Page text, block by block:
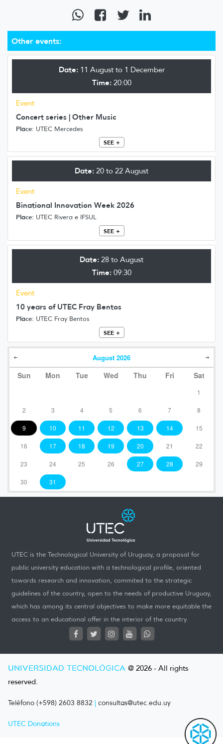
Other events:
Date:11 August to 1 December
Time:20:00
Event
Concert series | Other Music
Place: UTEC Mercedes
SEE +
Date: 20 to 22 August
Event
Binational Innovation Week 2026
Place: UTEC Rivera e IFSUL
SEE +
Date: 28 to August
Time:09:30
Event
10 years of UTEC Fray Bentos
Place: UTEC Fray Bentos
SEE +
August 2026
Sun Mon Tue Wed Thu Fri Sat
1
2 3 4 5 6 7 8
9 10 11 12 13 14 15
16 17 18 19 20 21 22
23 24 25 26 27 28 29
30 31
UTEC is the Technological University of Uruguay, a proposal for
public university education with a technological profile, oriented
towards research and innovation, commited to the strategic
guidelines of the country, open to the needs of productive Uruguay,
which has among its central objectives to make more equitable the
access to an educational offer in the interior of the country.
UNIVERSIDAD TECNOLÓGICA @ 2026 - All rights
reserved.
Teléfono (+598) 2603 8832 | consultas@utec.edu.uy
UTEC Donations